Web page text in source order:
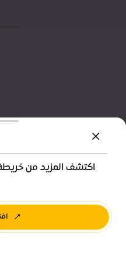
اكتشف المزيد من